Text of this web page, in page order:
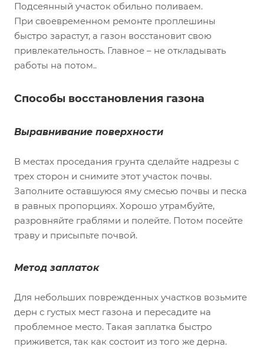
Подсеянный участок обильно поливаем.
При своевременном ремонте проплешины
быстро зарастут, а газон восстановит свою
привлекательность. Главное – не откладывать
работы на потом..
Способы восстановления газона
Выравнивание поверхности
В местах проседания грунта сделайте надрезы с
трех сторон и снимите этот участок почвы.
Заполните оставшуюся яму смесью почвы и песка
в равных пропорциях. Хорошо утрамбуйте,
разровняйте граблями и полейте. Потом посейте
траву и присыпьте почвой.
Метод заплаток
Для небольших поврежденных участков возьмите
дерн с густых мест газона и пересадите на
проблемное место. Такая заплатка быстро
приживется, так как состоит из того же дерна.